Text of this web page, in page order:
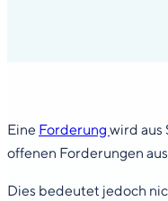
Eine Forderung wird aus
offenen Forderungen
Dies bedeutet jedoch